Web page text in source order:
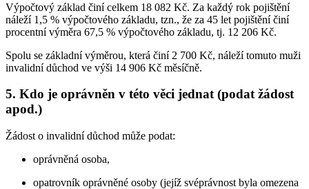
Výpočtový základ činí celkem 18 082 Kč. Za každý rok pojištění
náleží 1,5 % výpočtového základu, tzn., že za 45 let pojištění činí
procentní výměra 67,5 % výpočtového základu, tj. 12 206 Kč.
Spolu se základní výměrou, která činí 2 700 Kč, náleží tomuto muži
invalidní důchod ve výši 14 906 Kč měsíčně.
5. Kdo je oprávněn v této věci jednat (podat žádost
apod.)
Žádost o invalidní důchod může podat:
oprávněná osoba,
opatrovník oprávněné osoby (jejíž svéprávnost byla omezena